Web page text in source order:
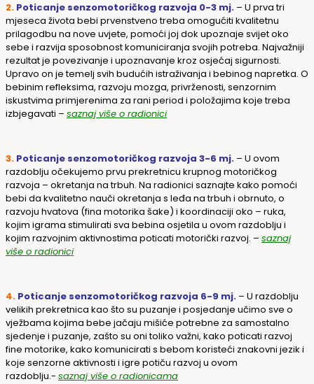
2. Poticanje senzomotoričkog razvoja 0-3 mj. – U prva tri
mjeseca života bebi prvenstveno treba omogućiti kvalitetnu
prilagodbu na nove uvjete, pomoći joj dok upoznaje svijet oko
sebe i razvija sposobnost komuniciranja svojih potreba. Najvažniji
rezultat je povezivanje i upoznavanje kroz osjećaj sigurnosti.
Upravo on je temelj svih budućih istraživanja i bebinog napretka. O
bebinim refleksima, razvoju mozga, privrženosti, senzornim
iskustvima primjerenima za rani period i položajima koje treba
izbjegavati – saznaj više o radionici
3. Poticanje senzomotoričkog razvoja 3-6 mj. – U ovom
razdoblju očekujemo prvu prekretnicu krupnog motoričkog
razvoja – okretanja na trbuh. Na radionici saznajte kako pomoći
bebi da kvalitetno nauči okretanja s leđa na trbuh i obrnuto, o
razvoju hvatova (fina motorika šake) i koordinaciji oko – ruka,
kojim igrama stimulirati sva bebina osjetila u ovom razdoblju i
kojim razvojnim aktivnostima poticati motorički razvoj. – saznaj
više o radionici
4. Poticanje senzomotoričkog razvoja 6-9 mj. – U razdoblju
velikih prekretnica kao što su puzanje i posjedanje učimo sve o
vježbama kojima bebe jačaju mišiće potrebne za samostalno
sjedenje i puzanje, zašto su oni toliko važni, kako poticati razvoj
fine motorike, kako komunicirati s bebom koristeći znakovni jezik i
koje senzorne aktivnosti i igre potiču razvoj u ovom
razdoblju.- saznaj više o radionicama